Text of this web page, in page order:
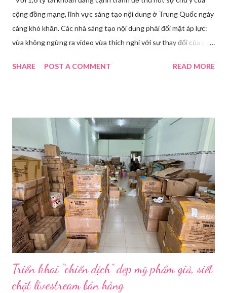
cộng đồng mạng, lĩnh vực sáng tạo nội dung ở Trung Quốc ngày
càng khó khăn. Các nhà sáng tạo nội dung phải đối mặt áp lực:
vừa không ngừng ra video vừa thích nghi với sự thay đổi của các
Huawei tại Hội nghị Di động Thế giới tại Thượng Hải năm 2021.
thay đồ. Chỉ trong vài phút, phòng khách được sắp xếp lại. Hai
đèn chiếu ngược sáng bật lên. Một chiếc điện thoại được gắn cố
định. Cả ba người vào vị trí. Wu đã chuẩn bị sẵn lời thoại và trao
đổi trước cách diễn đạt với ông và mẹ, thậm chí còn bàn xem
dùng từ nào trong phương ngữ Thượng Hải nghe tự nhiên nhất
trên camera. Ông cô nhăn mặt khi nghe giải thích về Thế vận
hội Mùa đông. “Người già như tụi ông không hiểu mấy cái này...
SHARE POST A COMMENT READ MORE
Triển khai “chiến dịch” dẹp mỹ phẩm giả, siết
chặt livestream bán hàng